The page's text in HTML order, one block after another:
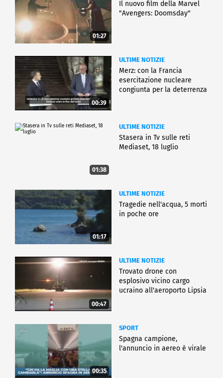
01:27
Il nuovo film della Marvel
"Avengers: Doomsday"
00:39
ULTIME NOTIZIE
Merz: con la Francia
esercitazione nucleare
congiunta per la deterrenza
01:38
ULTIME NOTIZIE
Stasera in Tv sulle reti
Mediaset, 18 luglio
01:17
ULTIME NOTIZIE
Tragedie nell'acqua, 5 morti
in poche ore
00:47
ULTIME NOTIZIE
Trovato drone con
esplosivo vicino cargo
ucraino all'aeroporto Lipsia
00:35
SPORT
Spagna campione,
l'annuncio in aereo è virale